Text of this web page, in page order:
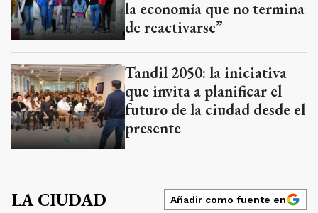
la economía que no termina
de reactivarse”
Tandil 2050: la iniciativa
que invita a planificar el
futuro de la ciudad desde el
presente
LA CIUDAD Añadir como fuente en